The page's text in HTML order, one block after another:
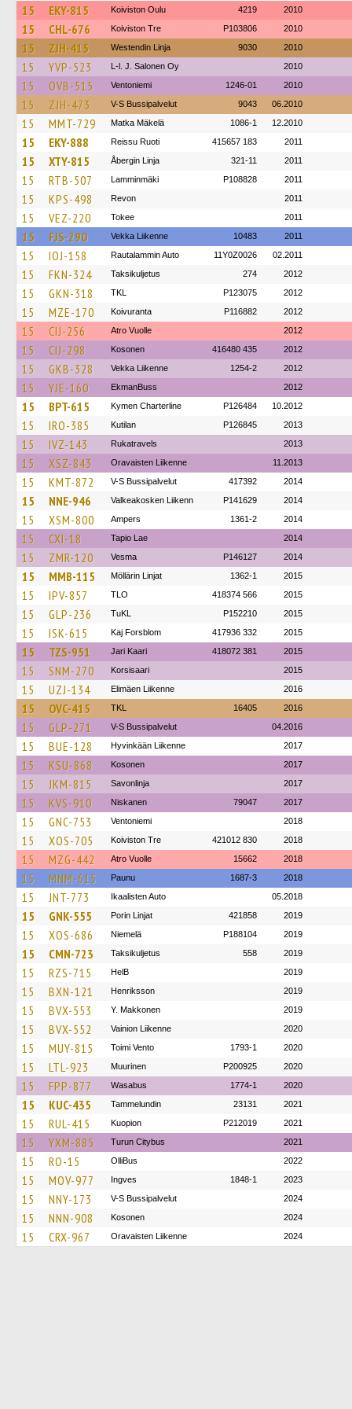
15 EKY-815 Koiviston Oulu 4219 2010
15 CHL-676 Koiviston Tre P103806 2010
15 ZJH-415 Westendin Linja 9030 2010
15 YVP-523 L-l. J. Salonen Oy 2010
15 OVB-515 Ventoniemi 1246-01 2010
15 ZJH-473 V-S Bussipalvelut 9043 06.2010
15 MMT-729 Matka Mäkelä 1086-1 12.2010
15 EKY-888 Reissu Ruoti 415657 183 2011
15 XTY-815 Åbergin Linja 321-11 2011
15 RTB-507 Lamminmäki P108828 2011
15 KPS-498 Revon 2011
15 VEZ-220 Tokee 2011
15 FJS-290 Vekka Liikenne 10483 2011
15 IOJ-158 Rautalammin Auto 11Y0Z0026 02.2011
15 FKN-324 Taksikuljetus 274 2012
15 GKN-318 TKL P123075 2012
15 MZE-170 Koivuranta P116882 2012
15 CIJ-256 Atro Vuolle 2012
15 CIJ-298 Kosonen 416480 435 2012
15 GKB-328 Vekka Liikenne 1254-2 2012
15 YJE-160 EkmanBuss 2012
15 BPT-615 Kymen Charterline P126484 10.2012
15 IRO-385 Kutilan P126845 2013
15 IVZ-143 Rukatravels 2013
15 XSZ-843 Oravaisten Liikenne 11.2013
15 KMT-872 V-S Bussipalvelut 417392 2014
15 NNE-946 Valkeakosken Liikenn P141629 2014
15 XSM-800 Ampers 1361-2 2014
15 CXI-18 Tapio Lae 2014
15 ZMR-120 Vesma P146127 2014
15 MMB-115 Möllärin Linjat 1362-1 2015
15 IPV-857 TLO 418374 566 2015
15 GLP-236 TuKL P152210 2015
15 ISK-615 Kaj Forsblom 417936 332 2015
15 TZS-951 Jari Kaari 418072 381 2015
15 SNM-270 Korsisaari 2015
15 UZJ-134 Elimäen Liikenne 2016
15 OVC-415 TKL 16405 2016
15 GLP-271 V-S Bussipalvelut 04.2016
15 BUE-128 Hyvinkään Liikenne 2017
15 KSU-868 Kosonen 2017
15 JKM-815 Savonlinja 2017
15 KVS-910 Niskanen 79047 2017
15 GNC-753 Ventoniemi 2018
15 XOS-705 Koiviston Tre 421012 830 2018
15 MZG-442 Atro Vuolle 15662 2018
15 MNM-615 Paunu 1687-3 2018
15 JNT-773 Ikaalisten Auto 05.2018
15 GNK-555 Porin Linjat 421858 2019
15 XOS-686 Niemelä P188104 2019
15 CMN-723 Taksikuljetus 558 2019
15 RZS-715 HelB 2019
15 BXN-121 Henriksson 2019
15 BVX-553 Y. Makkonen 2019
15 BVX-552 Vainion Liikenne 2020
15 MUY-815 Toimi Vento 1793-1 2020
15 LTL-923 Muurinen P200925 2020
15 FPP-877 Wasabus 1774-1 2020
15 KUC-435 Tammelundin 23131 2021
15 RUL-415 Kuopion P212019 2021
15 YXM-885 Turun Citybus 2021
15 RO-15 OlliBus 2022
15 MOV-977 Ingves 1848-1 2023
15 NNY-173 V-S Bussipalvelut 2024
15 NNN-908 Kosonen 2024
15 CRX-967 Oravaisten Liikenne 2024